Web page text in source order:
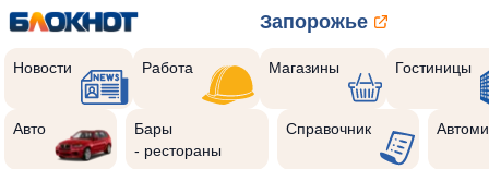
Запорожье
Новости Работа Магазины Гостиницы
Авто
Бары
- рестораны
Справочник